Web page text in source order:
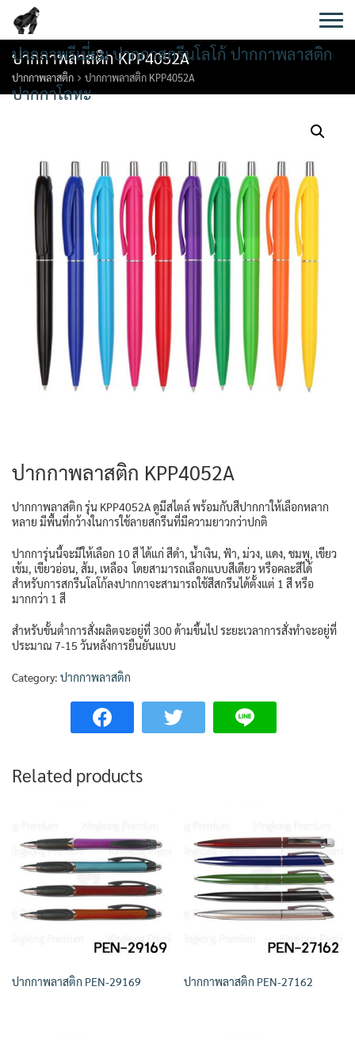
content
ปากกาพรีเมี่ยม ปากกาสกรีนโลโก้ ปากกาพลาสติก
ปากกาโลหะ
ปากกาพลาสติก KPP4052A
ปากกาพลาสติก ปากกาพลาสติก KPP4052A
ปากกาพลาสติก KPP4052A
ปากกาพลาสติก รุ่น KPP4052A ดูมีสไตล์ พร้อมกับสีปากกาให้เลือกหลาก
หลาย มีพื้นที่กว้างในการใช้ลายสกรีนที่มีความยาวกว่าปกติ
ปากการุ่นนี้จะมีให้เลือก 10 สี ได้แก่ สีดำ, น้ำเงิน, ฟ้า, ม่วง, แดง, ชมพู, เขียว
เข้ม, เขียวอ่อน, ส้ม, เหลือง โดยสามารถเลือกแบบสีเดียว หรือคละสีได้
สำหรับการสกรีนโลโก้ลงปากกาจะสามารถใช้สีสกรีนได้ตั้งแต่ 1 สี หรือ
มากกว่า 1 สี
สำหรับขั้นต่ำการสั่งผลิตจะอยู่ที่ 300 ด้ามขึ้นไป ระยะเวลาการสั่งทำจะอยู่ที่
ประมาณ 7-15 วันหลังการยืนยันแบบ
Category: ปากกาพลาสติก
Related products
ปากกาพลาสติก PEN-29169 ปากกาพลาสติก PEN-27162